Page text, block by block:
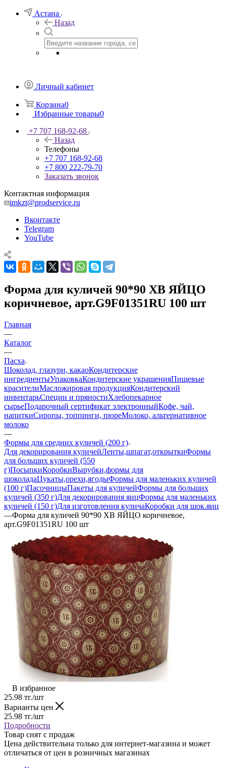
Астана
Назад
Личный кабинет
Корзина0
Избранные товары0
+7 707 168-92-68
Назад
Телефоны
+7 707 168-92-68
+7 800 222-79-70
Заказать звонок
Контактная информация
imkzt@prodservice.ru
Вконтакте
Telegram
YouTube
Форма для куличей 90*90 ХВ ЯЙЦО
коричневое, арт.G9F01351RU 100 шт
Главная
—
Каталог
—
Пасха
Шоколад, глазури, какаоКондитерские
ингредиентыУпаковкаКондитерские украшенияПищевые
красителиМасложировая продукцияКондитерский
инвентарьСпеции и пряностиХлебопекарное
сырьеПодарочный сертификат электронныйКофе, чай,
напиткиСиропы, топпинги, пюреМолоко, альтернативное
молоко
—
Формы для средних куличей (200 г)
Для декорирования куличейЛенты,шпагат,открыткиФормы
для больших куличей (550
г)ПосыпкиКоробкиВырубки,формы для
шоколадаЦукаты,орехи,ягодыФормы для маленьких куличей
(100 г)ПасочницыПакеты для куличейФормы для больших
куличей (350 г)Для декорирования яицФормы для маленьких
куличей (150 г)Для изготовления куличаКоробки для шок.яиц
—Форма для куличей 90*90 ХВ ЯЙЦО коричневое,
арт.G9F01351RU 100 шт
В избранное
25.98 тг./шт
Варианты цен
25.98 тг./шт
Подробности
Товар снят с продаж
Цена действительна только для интернет-магазина и может
отличаться от цен в розничных магазинах